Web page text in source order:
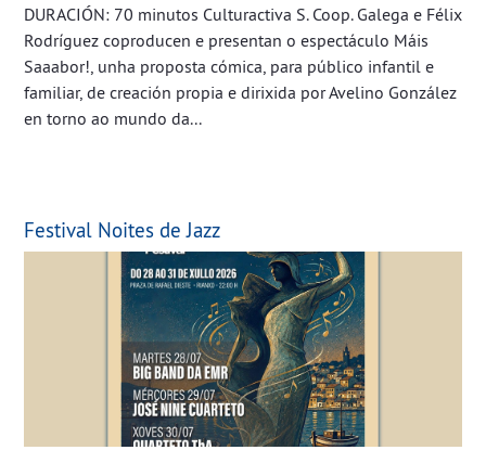
DURACIÓN: 70 minutos Culturactiva S. Coop. Galega e Félix
Rodríguez coproducen e presentan o espectáculo Máis
Saaabor!, unha proposta cómica, para público infantil e
familiar, de creación propia e dirixida por Avelino González
en torno ao mundo da...
Festival Noites de Jazz